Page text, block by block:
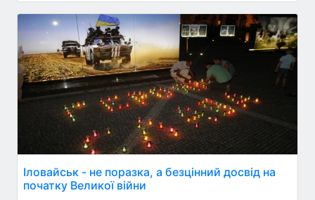
Іловайськ - не поразка, а безцінний досвід на
початку Великої війни